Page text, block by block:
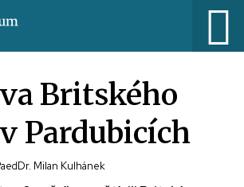
Britského
Pardubicích
Milan Kulhánek